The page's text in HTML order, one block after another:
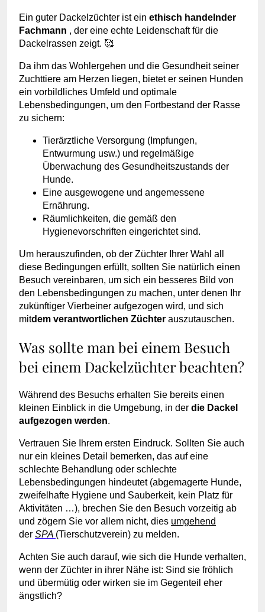
Ein guter Dackelzüchter ist ein ethisch handelnder
Fachmann , der eine echte Leidenschaft für die
Dackelrassen zeigt. 🥰
Da ihm das Wohlergehen und die Gesundheit seiner
Zuchttiere am Herzen liegen, bietet er seinen Hunden
ein vorbildliches Umfeld und optimale
Lebensbedingungen, um den Fortbestand der Rasse
zu sichern:
Tierärztliche Versorgung (Impfungen,
Entwurmung usw.) und regelmäßige
Überwachung des Gesundheitszustands der
Hunde.
Eine ausgewogene und angemessene
Ernährung.
Räumlichkeiten, die gemäß den
Hygienevorschriften eingerichtet sind.
Um herauszufinden, ob der Züchter Ihrer Wahl all
diese Bedingungen erfüllt, sollten Sie natürlich einen
Besuch vereinbaren, um sich ein besseres Bild von
den Lebensbedingungen zu machen, unter denen Ihr
zukünftiger Vierbeiner aufgezogen wird, und sich
mitdem verantwortlichen Züchter auszutauschen.
Was sollte man bei einem Besuch
bei einem Dackelzüchter beachten?
Während des Besuchs erhalten Sie bereits einen
kleinen Einblick in die Umgebung, in der die Dackel
aufgezogen werden.
Vertrauen Sie Ihrem ersten Eindruck. Sollten Sie auch
nur ein kleines Detail bemerken, das auf eine
schlechte Behandlung oder schlechte
Lebensbedingungen hindeutet (abgemagerte Hunde,
zweifelhafte Hygiene und Sauberkeit, kein Platz für
Aktivitäten …), brechen Sie den Besuch vorzeitig ab
und zögern Sie vor allem nicht, dies umgehend
der SPA (Tierschutzverein) zu melden.
Achten Sie auch darauf, wie sich die Hunde verhalten,
wenn der Züchter in ihrer Nähe ist: Sind sie fröhlich
und übermütig oder wirken sie im Gegenteil eher
ängstlich?